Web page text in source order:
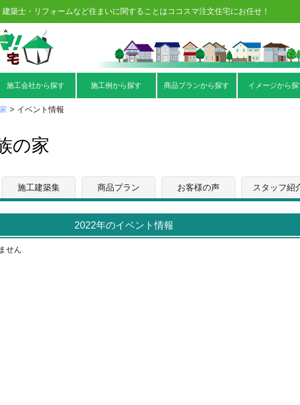
築士・リフォームなど住まいに関することはココスマ注文住宅にお任せ！
施工会社から探す 施工例から探す 商品プランから探す イメージから探
> イベント情報
の家
施工建築集 商品プラン お客様の声 スタッフ紹
2022年のイベント情報
せん